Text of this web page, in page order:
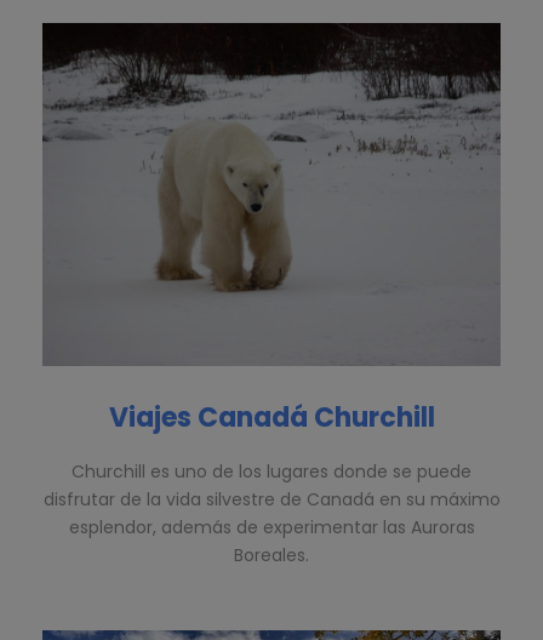
Viajes Canadá Churchill
Churchill es uno de los lugares donde se puede
disfrutar de la vida silvestre de Canadá en su máximo
esplendor, además de experimentar las Auroras
Boreales.